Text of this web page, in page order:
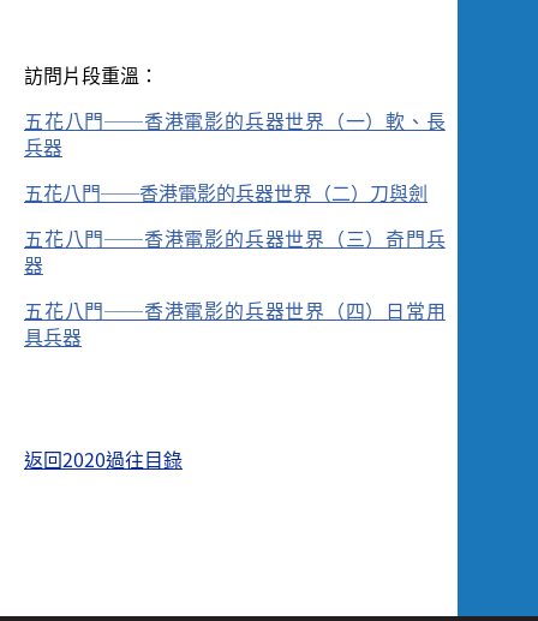
訪問片段重溫：
五花八門──香港電影的兵器世界（一）軟、長
兵器
五花八門──香港電影的兵器世界（二）刀與劍
五花八門──香港電影的兵器世界（三）奇門兵
器
五花八門──香港電影的兵器世界（四）日常用
具兵器
返回2020過往目錄